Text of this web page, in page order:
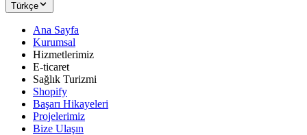
Türkçe
Ana Sayfa
Kurumsal
Hizmetlerimiz
E-ticaret
Sağlık Turizmi
Shopify
Başarı Hikayeleri
Projelerimiz
Bize Ulaşın